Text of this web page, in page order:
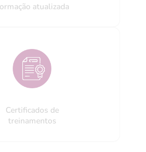
atualizada
Certificados de
treinamentos